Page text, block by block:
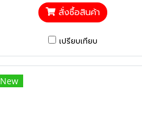
สั่งซื้อสินค้า
เปรียบเทียบ
New